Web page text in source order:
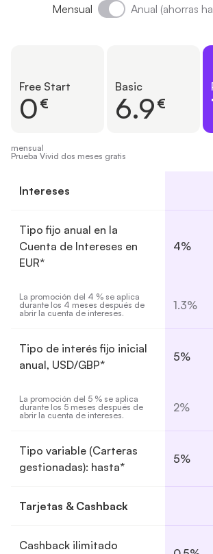
Mensual Anual (ahorras
Free Start
0 €
Basic
6.9 €
mensual
Prueba Vivid dos meses gratis
Intereses
Tipo fijo anual en la
Cuenta de Intereses en
EUR*
4%
La promoción del 4 % se aplica
durante los 4 meses después de
abrir la cuenta de intereses.
1.3%
Tipo de interés fijo inicial
anual, USD/GBP*
5%
La promoción del 5 % se aplica
durante los 5 meses después de
abrir la cuenta de intereses.
2%
Tipo variable (Carteras
gestionadas): hasta*
5%
Tarjetas & Cashback
Cashback ilimitado